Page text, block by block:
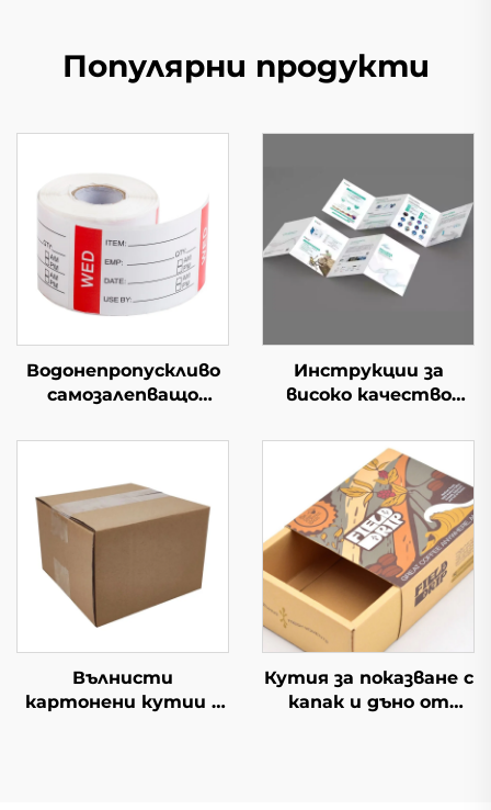
Популярни продукти
Водонепропускливо
самозалепващо
Цветна хартия за
Изложение и
промоция Доставка
за супермаркети
Инструкции за
високо качество
персонализация
Малка брошура
Хартия
Висококачествен
листовка
Вълнисти
картонени кутии с
Кутия за показване с
капак и дъно от